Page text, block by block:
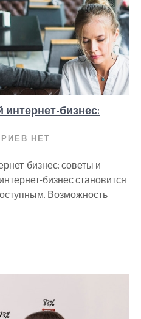
бизнес:
НЕТ
бизнес: советы и
бизнес становится
Возможность